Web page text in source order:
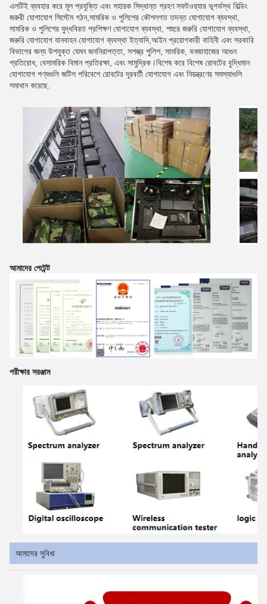
এলটিই ব্যবহার করে মূল প্রযুক্তি এবং সহায়ক সিদ্ধান্ত গ্রহণ সফটওয়্যার ভূগর্ভস্থ বিল্ডিং
জরুরী যোগাযোগ সিস্টেম গঠন,সামরিক ও পুলিশের কৌশলগত তদন্ত যোগাযোগ ব্যবস্থা,
সামরিক ও পুলিশের যুদ্ধবিরত প্রশিক্ষণ যোগাযোগ ব্যবস্থা, শহুরে জরুরি যোগাযোগ ব্যবস্থা,
জরুরি যোগাযোগ যানবাহন যোগাযোগ ব্যবস্থা ইত্যাদি,আইন প্রয়োগকারী বাহিনী এবং সরকারি
বিভাগের জন্য উপযুক্ত যেমন জননিরাপত্তা, সশস্ত্র পুলিশ, সামরিক, বনজাহাজের আগুন
প্রতিরোধ, বেসামরিক বিমান প্রতিরক্ষা, এবং সামুদ্রিক।বিশেষ করে বিশেষ রোবটের বুদ্ধিমান
যোগাযোগ পণ্যগুলি জটিল পরিবেশে রোবটের দূরবর্তী যোগাযোগ এবং নিয়ন্ত্রণের সমস্যাগুলি
সমাধান করেছে.
আমাদের পেটেন্ট
পরীক্ষার সরঞ্জাম
আমাদের সুবিধা